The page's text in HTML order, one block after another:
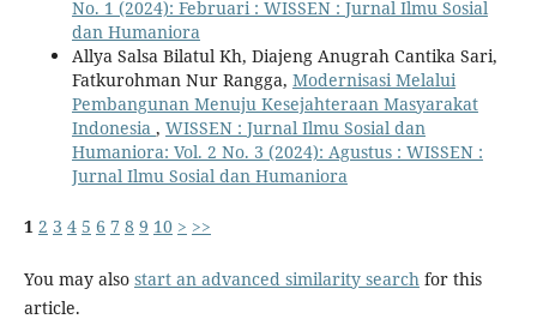
No. 1 (2024): Februari : WISSEN : Jurnal Ilmu Sosial
dan Humaniora
Allya Salsa Bilatul Kh, Diajeng Anugrah Cantika Sari,
Fatkurohman Nur Rangga, Modernisasi Melalui
Pembangunan Menuju Kesejahteraan Masyarakat
Indonesia , WISSEN : Jurnal Ilmu Sosial dan
Humaniora: Vol. 2 No. 3 (2024): Agustus : WISSEN :
Jurnal Ilmu Sosial dan Humaniora
1 2 3 4 5 6 7 8 9 10 > >>
You may also start an advanced similarity searchfor this
article.